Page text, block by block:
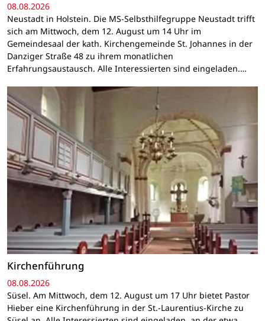
08.08.2026
Neustadt in Holstein. Die MS-Selbsthilfegruppe Neustadt trifft
sich am Mittwoch, dem 12. August um 14 Uhr im
Gemeindesaal der kath. Kirchengemeinde St. Johannes in der
Danziger Straße 48 zu ihrem monatlichen
Erfahrungsaustausch. Alle Interessierten sind eingeladen.…
Kirchenführung
08.08.2026
Süsel. Am Mittwoch, dem 12. August um 17 Uhr bietet Pastor
Hieber eine Kirchenführung in der St.-Laurentius-Kirche zu